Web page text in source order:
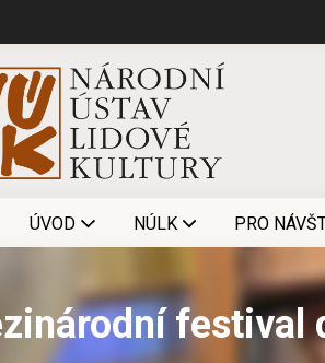
ÚVOD NÚLK PRO
festival